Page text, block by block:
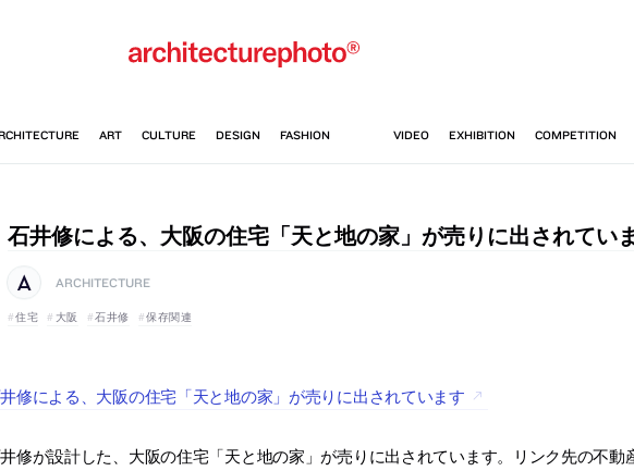
石井修による、大阪の住宅「天と地の家」が売りに出されてい
ARCHITECTURE
住宅 大阪 石井修 保存関連
修による、大阪の住宅「天と地の家」が売りに出されています
修が設計した、大阪の住宅「天と地の家」が売りに出されています。リンク先の不動